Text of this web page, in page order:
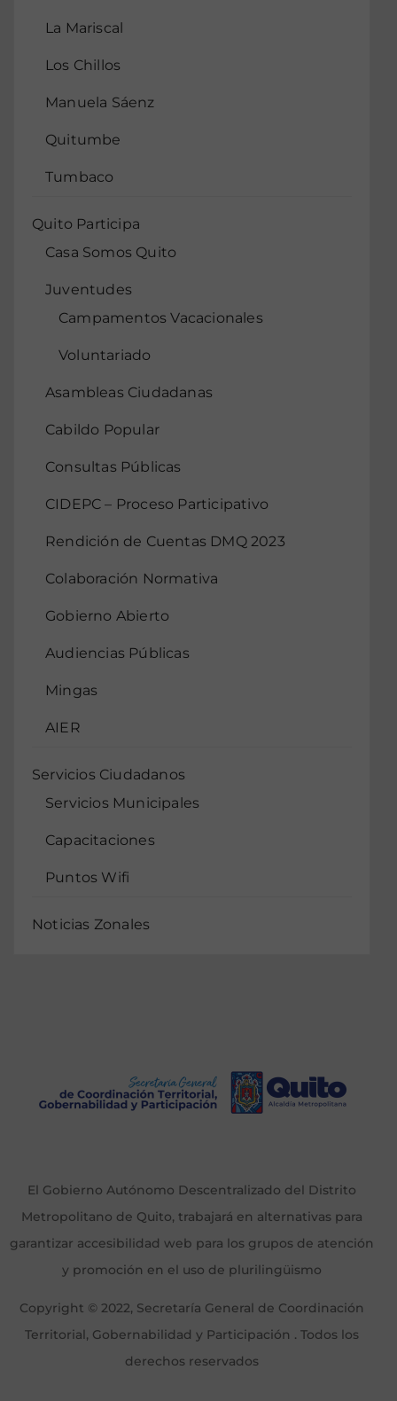
La Mariscal
Los Chillos
Manuela Sáenz
Quitumbe
Tumbaco
Quito Participa
Casa Somos Quito
Juventudes
Campamentos Vacacionales
Voluntariado
Asambleas Ciudadanas
Cabildo Popular
Consultas Públicas
CIDEPC – Proceso Participativo
Rendición de Cuentas DMQ 2023
Colaboración Normativa
Gobierno Abierto
Audiencias Públicas
Mingas
AIER
Servicios Ciudadanos
Servicios Municipales
Capacitaciones
Puntos Wifi
Noticias Zonales
El Gobierno Autónomo Descentralizado del Distrito
Metropolitano de Quito, trabajará en alternativas para
garantizar accesibilidad web para los grupos de atención
y promoción en el uso de plurilingüismo
Copyright © 2022, Secretaría General de Coordinación
Territorial, Gobernabilidad y Participación . Todos los
derechos reservados